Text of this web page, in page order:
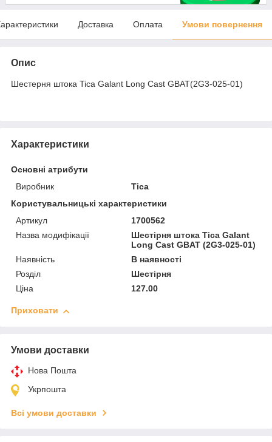
Доставка Оплата Умови повернення
Опис
Шестерня штока Tica Galant Long Cast GBAT(2G3-025-01)
Характеристики
Основні атрибути
Виробник
Tica
Користувальницькі характеристики
Артикул
1700562
Назва модифікації
Шестірня штока Tica Galant
Long Cast GBAT (2G3-025-01)
Наявність
В наявності
Розділ
Шестірня
Ціна
127.00
Приховати
Умови доставки
Нова Пошта
Укрпошта
Всі умови доставки